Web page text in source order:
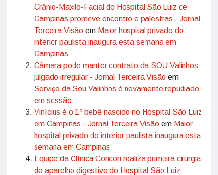
Crânio-Maxilo-Facial do Hospital São Luiz de
Campinas promove encontro e palestras - Jornal
Terceira Visão em Maior hospital privado do
interior paulista inaugura esta semana em
Campinas
Câmara pode manter contrato da SOU Valinhos
julgado irregular - Jornal Terceira Visão em
Serviço da Sou Valinhos é novamente repudiado
em sessão
Vinícius é o 1º bebê nascido no Hospital São Luiz
em Campinas - Jornal Terceira Visão em Maior
hospital privado do interior paulista inaugura esta
semana em Campinas
Equipe da Clínica Concon realiza primeira cirurgia
do aparelho digestivo do Hospital São Luiz